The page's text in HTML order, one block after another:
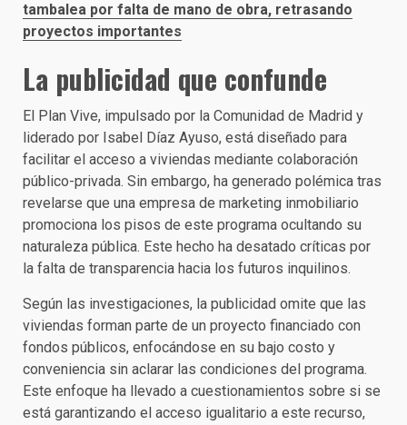
tambalea por falta de mano de obra, retrasando
proyectos importantes
La publicidad que confunde
El Plan Vive, impulsado por la Comunidad de Madrid y
liderado por Isabel Díaz Ayuso, está diseñado para
facilitar el acceso a viviendas mediante colaboración
público-privada. Sin embargo, ha generado polémica tras
revelarse que una empresa de marketing inmobiliario
promociona los pisos de este programa ocultando su
naturaleza pública. Este hecho ha desatado críticas por
la falta de transparencia hacia los futuros inquilinos.
Según las investigaciones, la publicidad omite que las
viviendas forman parte de un proyecto financiado con
fondos públicos, enfocándose en su bajo costo y
conveniencia sin aclarar las condiciones del programa.
Este enfoque ha llevado a cuestionamientos sobre si se
está garantizando el acceso igualitario a este recurso,